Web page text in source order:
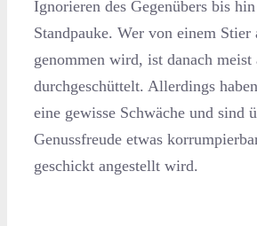
Ignorieren des Gegenübers bis
Standpauke. Wer von einem
genommen wird, ist danach
durchgeschüttelt. Allerdings
eine gewisse Schwäche und sind
Genussfreude etwas
geschickt angestellt wird.